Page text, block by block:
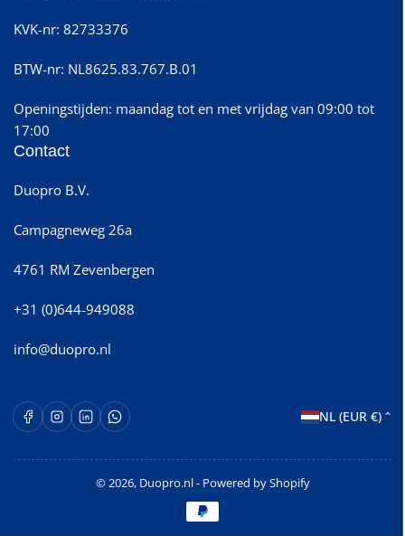
KVK-nr: 82733376
BTW-nr: NL8625.83.767.B.01
Openingstijden: maandag tot en met vrijdag van 09:00 tot
17:00
Contact
Duopro B.V.
Campagneweg 26a
4761 RM Zevenbergen
+31 (0)644-949088
info@duopro.nl
FacebookInstagram
LinkedInWhatsApp Opent in een nieuw venster.
L
n
d
NL (EUR €)
© 2026, Duopro.nl- Powered by Shopify
Betaalmethoden